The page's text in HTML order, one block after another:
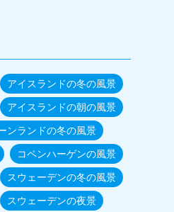
アイスランドの冬の風景
アイスランドの朝の風景
ンランドの冬の風景
コペンハーゲンの風景
スウェーデンの冬の風景
スウェーデンの夜景